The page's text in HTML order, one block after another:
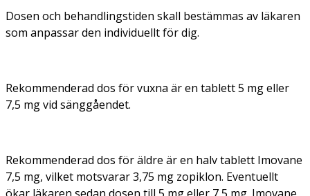
Dosen och behandlingstiden skall bestämmas av läkaren
som anpassar den individuellt för dig.
Rekommenderad dos för vuxna är en tablett 5 mg eller
7,5 mg vid sänggåendet.
Rekommenderad dos för äldre är en halv tablett Imovane
7,5 mg, vilket motsvarar 3,75 mg zopiklon. Eventuellt